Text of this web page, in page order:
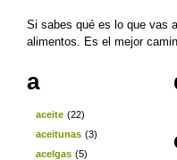
Si sabes qué es lo que vas
alimentos. Es el mejor
a
aceite (22)
aceitunas (3)
acelgas (5)